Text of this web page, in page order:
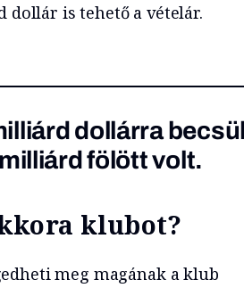
dollár is tehető a vételár.
dollárra
fölött volt.
klubot?
meg magának a klub